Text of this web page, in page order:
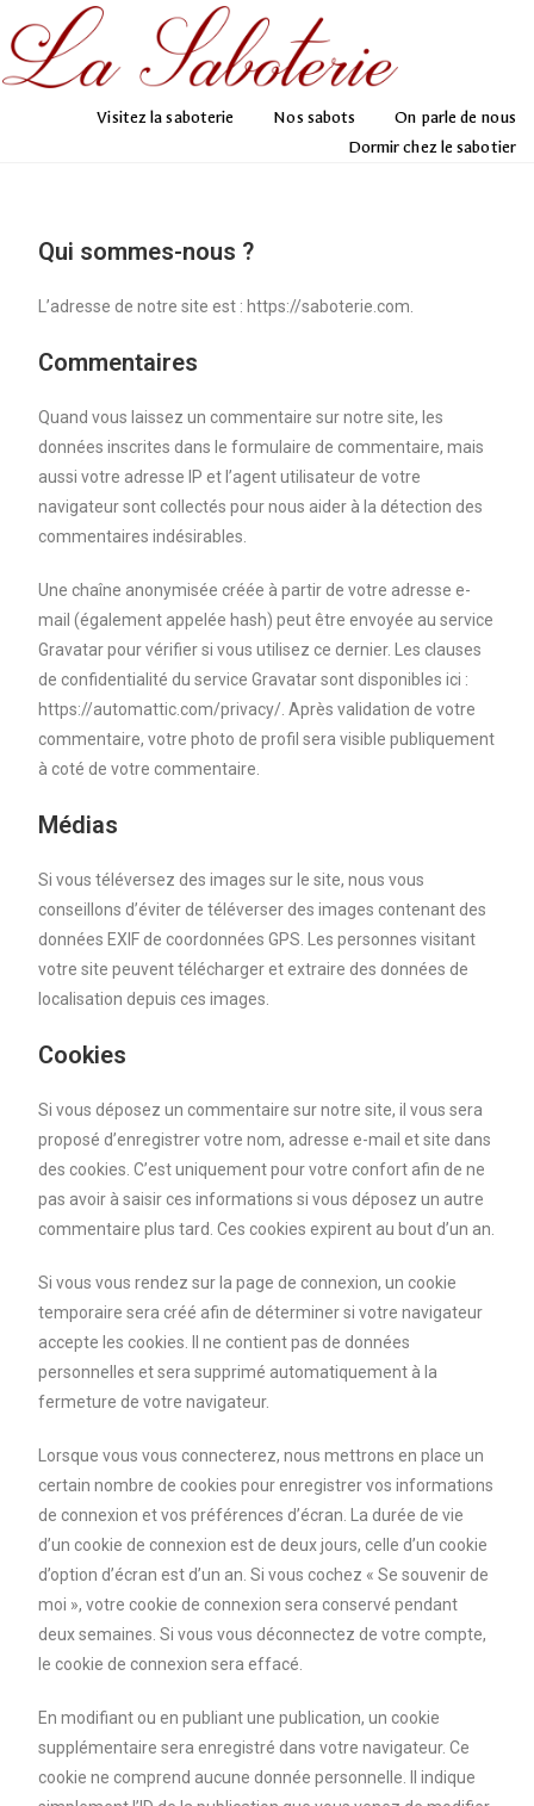
Visitez la saboterie Nos sabots
On parle de nous
Dormir chez le sabotier
Qui sommes-nous ?
L’adresse de notre site est : https://saboterie.com.
Commentaires
Quand vous laissez un commentaire sur notre site, les
données inscrites dans le formulaire de commentaire, mais
aussi votre adresse IP et l’agent utilisateur de votre
navigateur sont collectés pour nous aider à la détection des
commentaires indésirables.
Une chaîne anonymisée créée à partir de votre adresse e-
mail (également appelée hash) peut être envoyée au service
Gravatar pour vérifier si vous utilisez ce dernier. Les clauses
de confidentialité du service Gravatar sont disponibles ici :
https://automattic.com/privacy/. Après validation de votre
commentaire, votre photo de profil sera visible publiquement
à coté de votre commentaire.
Médias
Si vous téléversez des images sur le site, nous vous
conseillons d’éviter de téléverser des images contenant des
données EXIF de coordonnées GPS. Les personnes visitant
votre site peuvent télécharger et extraire des données de
localisation depuis ces images.
Cookies
Si vous déposez un commentaire sur notre site, il vous sera
proposé d’enregistrer votre nom, adresse e-mail et site dans
des cookies. C’est uniquement pour votre confort afin de ne
pas avoir à saisir ces informations si vous déposez un autre
commentaire plus tard. Ces cookies expirent au bout d’un an.
Si vous vous rendez sur la page de connexion, un cookie
temporaire sera créé afin de déterminer si votre navigateur
accepte les cookies. Il ne contient pas de données
personnelles et sera supprimé automatiquement à la
fermeture de votre navigateur.
Lorsque vous vous connecterez, nous mettrons en place un
certain nombre de cookies pour enregistrer vos informations
de connexion et vos préférences d’écran. La durée de vie
d’un cookie de connexion est de deux jours, celle d’un cookie
d’option d’écran est d’un an. Si vous cochez « Se souvenir de
moi », votre cookie de connexion sera conservé pendant
deux semaines. Si vous vous déconnectez de votre compte,
le cookie de connexion sera effacé.
En modifiant ou en publiant une publication, un cookie
supplémentaire sera enregistré dans votre navigateur. Ce
cookie ne comprend aucune donnée personnelle. Il indique